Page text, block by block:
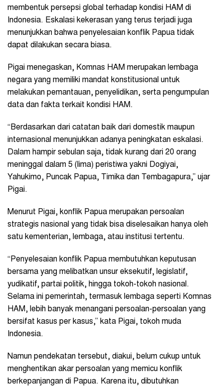
membentuk persepsi global terhadap kondisi HAM di
Indonesia. Eskalasi kekerasan yang terus terjadi juga
menunjukkan bahwa penyelesaian konflik Papua tidak
dapat dilakukan secara biasa.
Pigai menegaskan, Komnas HAM merupakan lembaga
negara yang memiliki mandat konstitusional untuk
melakukan pemantauan, penyelidikan, serta pengumpulan
data dan fakta terkait kondisi HAM.
“Berdasarkan dari catatan baik dari domestik maupun
internasional menunjukkan adanya peningkatan eskalasi.
Dalam hampir sebulan saja, tidak kurang dari 20 orang
meninggal dalam 5 (lima) peristiwa yakni Dogiyai,
Yahukimo, Puncak Papua, Timika dan Tembagapura,” ujar
Pigai.
Menurut Pigai, konflik Papua merupakan persoalan
strategis nasional yang tidak bisa diselesaikan hanya oleh
satu kementerian, lembaga, atau institusi tertentu.
“Penyelesaian konflik Papua membutuhkan keputusan
bersama yang melibatkan unsur eksekutif, legislatif,
yudikatif, partai politik, hingga tokoh-tokoh nasional.
Selama ini pemerintah, termasuk lembaga seperti Komnas
HAM, lebih banyak menangani persoalan-persoalan yang
bersifat kasus per kasus,” kata Pigai, tokoh muda
Indonesia.
Namun pendekatan tersebut, diakui, belum cukup untuk
menghentikan akar persoalan yang memicu konflik
berkepanjangan di Papua. Karena itu, dibutuhkan